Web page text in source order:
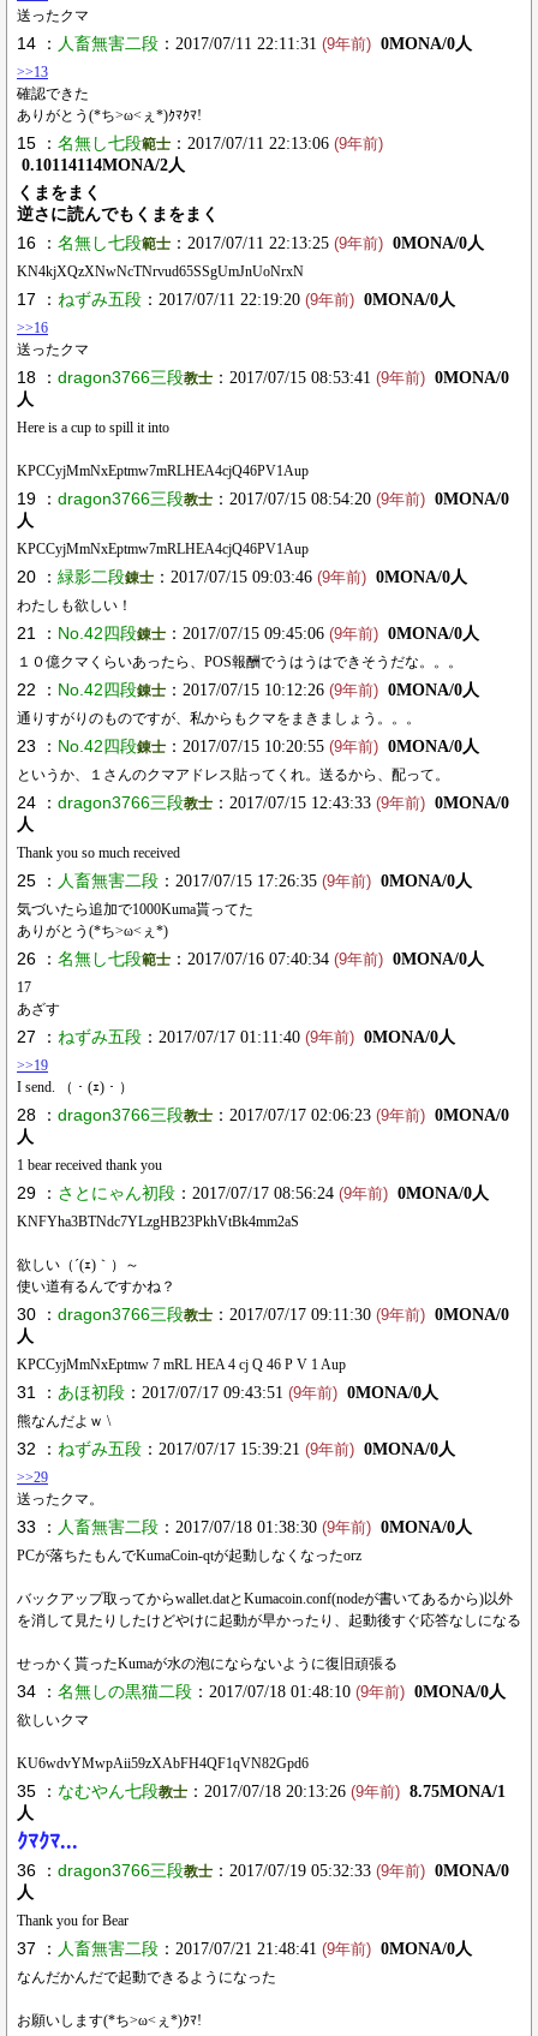
送ったクマ
14 ： 人畜無害二段 ：2017/07/11 22:11:31 (9年前) 0MONA/0人
>>13
確認できた
ありがとう(*ち>ω<ぇ*)ｸﾏｸﾏ!
15 ： 名無し七段範士 ：2017/07/11 22:13:06 (9年前)
0.10114114MONA/2人
くまをまく
逆さに読んでもくまをまく
16 ： 名無し七段範士 ：2017/07/11 22:13:25 (9年前) 0MONA/0人
KN4kjXQzXNwNcTNrvud65SSgUmJnUoNrxN
17 ： ねずみ五段 ：2017/07/11 22:19:20 (9年前) 0MONA/0人
>>16
送ったクマ
18 ： dragon3766三段教士 ：2017/07/15 08:53:41 (9年前) 0MONA/0
人
Here is a cup to spill it into
KPCCyjMmNxEptmw7mRLHEA4cjQ46PV1Aup
19 ： dragon3766三段教士 ：2017/07/15 08:54:20 (9年前) 0MONA/0
人
KPCCyjMmNxEptmw7mRLHEA4cjQ46PV1Aup
20 ： 緑影二段錬士 ：2017/07/15 09:03:46 (9年前) 0MONA/0人
わたしも欲しい！
21 ： No.42四段錬士 ：2017/07/15 09:45:06 (9年前) 0MONA/0人
１０億クマくらいあったら、POS報酬でうはうはできそうだな。。。
22 ： No.42四段錬士 ：2017/07/15 10:12:26 (9年前) 0MONA/0人
通りすがりのものですが、私からもクマをまきましょう。。。
23 ： No.42四段錬士 ：2017/07/15 10:20:55 (9年前) 0MONA/0人
というか、１さんのクマアドレス貼ってくれ。送るから、配って。
24 ： dragon3766三段教士 ：2017/07/15 12:43:33 (9年前) 0MONA/0
人
Thank you so much received
25 ： 人畜無害二段 ：2017/07/15 17:26:35 (9年前) 0MONA/0人
気づいたら追加で1000Kuma貰ってた
ありがとう(*ち>ω<ぇ*)
26 ： 名無し七段範士 ：2017/07/16 07:40:34 (9年前) 0MONA/0人
17
あざす
27 ： ねずみ五段 ：2017/07/17 01:11:40 (9年前) 0MONA/0人
>>19
I send. （・(ｪ)・）
28 ： dragon3766三段教士 ：2017/07/17 02:06:23 (9年前) 0MONA/0
人
1 bear received thank you
29 ： さとにゃん初段 ：2017/07/17 08:56:24 (9年前) 0MONA/0人
KNFYha3BTNdc7YLzgHB23PkhVtBk4mm2aS
欲しい（´(ｪ)｀）～
使い道有るんですかね？
30 ： dragon3766三段教士 ：2017/07/17 09:11:30 (9年前) 0MONA/0
人
KPCCyjMmNxEptmw 7 mRL HEA 4 cj Q 46 P V 1 Aup
31 ： あほ初段 ：2017/07/17 09:43:51 (9年前) 0MONA/0人
熊なんだよｗ \
32 ： ねずみ五段 ：2017/07/17 15:39:21 (9年前) 0MONA/0人
>>29
送ったクマ。
33 ： 人畜無害二段 ：2017/07/18 01:38:30 (9年前) 0MONA/0人
PCが落ちたもんでKumaCoin-qtが起動しなくなったorz
バックアップ取ってからwallet.datとKumacoin.conf(nodeが書いてあるから)以外
を消して見たりしたけどやけに起動が早かったり、起動後すぐ応答なしになる
せっかく貰ったKumaが水の泡にならないように復旧頑張る
34 ： 名無しの黒猫二段 ：2017/07/18 01:48:10 (9年前) 0MONA/0人
欲しいクマ
KU6wdvYMwpAii59zXAbFH4QF1qVN82Gpd6
35 ： なむやん七段教士 ：2017/07/18 20:13:26 (9年前) 8.75MONA/1
人
ｸﾏｸﾏ...
36 ： dragon3766三段教士 ：2017/07/19 05:32:33 (9年前) 0MONA/0
人
Thank you for Bear
37 ： 人畜無害二段 ：2017/07/21 21:48:41 (9年前) 0MONA/0人
なんだかんだで起動できるようになった
お願いします(*ち>ω<ぇ*)ｸﾏ!